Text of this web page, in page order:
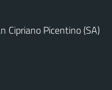
Cipriano Picentino (SA)